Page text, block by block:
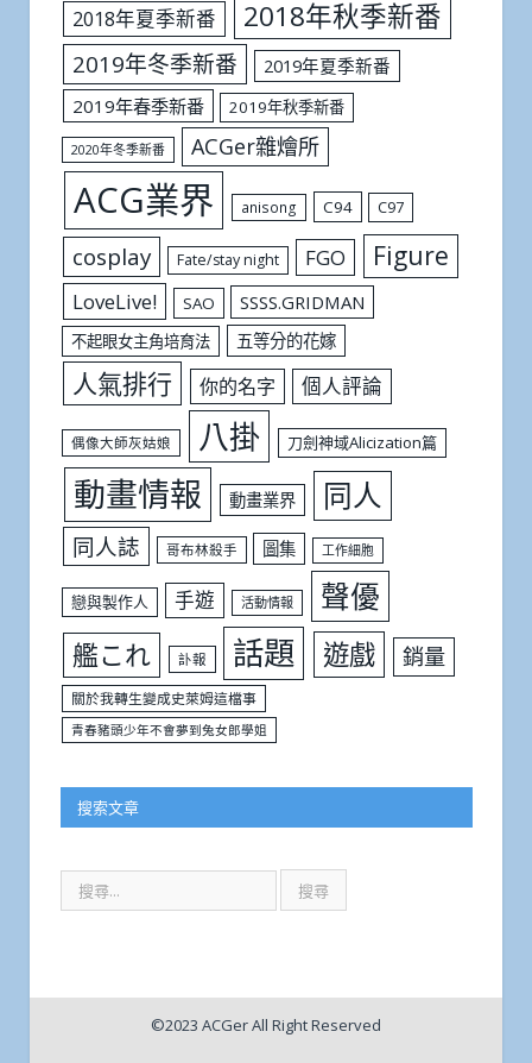
2018年夏季新番 2018年秋季新番
2019年冬季新番
2019年夏季新番
2019年春季新番
2019年秋季新番
2020年冬季新番 ACGer雜燴所
ACG業界 anisong C94 C97
cosplay Fate/stay night FGO Figure
LoveLive! SAO SSSS.GRIDMAN
不起眼女主角培育法 五等分的花嫁
人氣排行 你的名字 個人評論
偶像大師灰姑娘 八掛 刀劍神域Alicization篇
動畫情報 動畫業界 同人
同人誌 哥布林殺手 圖集 工作細胞
戀與製作人 手遊 活動情報 聲優
艦これ 訃報 話題 遊戲 銷量
關於我轉生變成史萊姆這檔事
青春豬頭少年不會夢到兔女郎學姐
搜索文章
©2023 ACGer All Right Reserved